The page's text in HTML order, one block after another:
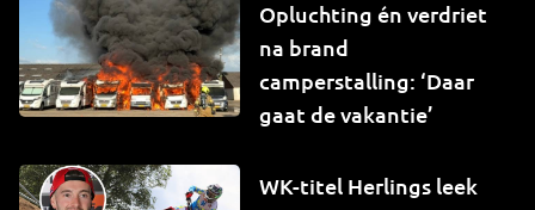
Opluchting én verdriet
na brand
camperstalling: ‘Daar
gaat de vakantie’
WK-titel Herlings leek